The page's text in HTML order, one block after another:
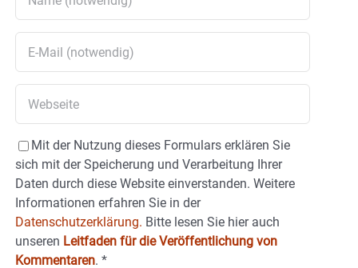
Mit der Nutzung dieses Formulars erklären Sie
sich mit der Speicherung und Verarbeitung Ihrer
Daten durch diese Website einverstanden. Weitere
Informationen erfahren Sie in der
Datenschutzerklärung. Bitte lesen Sie hier auch
unseren Leitfaden für die Veröffentlichung von
Kommentaren. *